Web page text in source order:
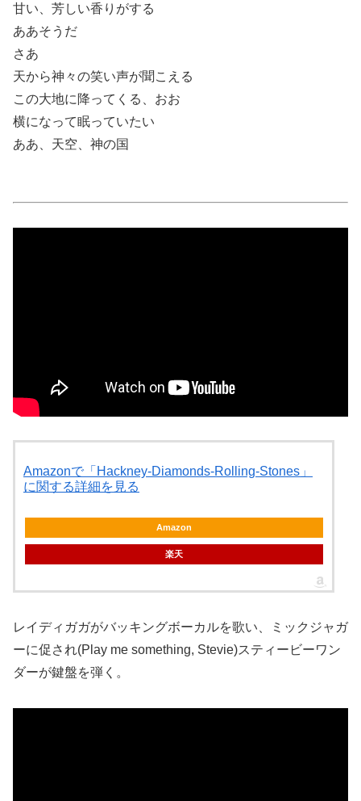
甘い、芳しい香りがする
ああそうだ
さあ
天から神々の笑い声が聞こえる
この大地に降ってくる、おお
横になって眠っていたい
ああ、天空、神の国
Amazonで「Hackney-Diamonds-Rolling-Stones」
に関する詳細を見る
Amazon
楽天
レイディガガがバッキングボーカルを歌い、ミックジャガ
ーに促され(Play me something, Stevie)スティービーワン
ダーが鍵盤を弾く。